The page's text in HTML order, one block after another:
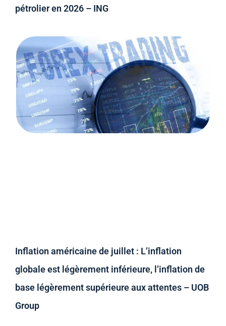
pétrolier en 2026 – ING
Inflation américaine de juillet : L’inflation
globale est légèrement inférieure, l’inflation de
base légèrement supérieure aux attentes – UOB
Group